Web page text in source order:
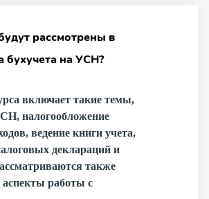
рассмотрены в
бухучета на УСН?
включает такие темы,
налогообложение
ведение книги учета,
деклараций и
также
аспекты работы с